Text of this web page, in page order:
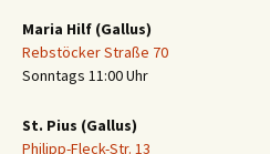
Maria Hilf (Gallus)
Rebstöcker Straße 70
Sonntags 11:00 Uhr
St. Pius (Gallus)
Philipp-Fleck-Str. 13